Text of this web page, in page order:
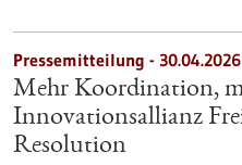
Pressemitteilung - 30.04.2026
Mehr Koordination,
Innovationsallianz
Resolution